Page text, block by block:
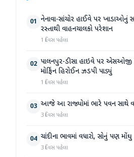
01 નેનાવા-સાંચોર હાઈવે પર ખાડાઓનું
રસ્તાથી વાહનચાલકો પરેશાન
1 દિવસ પહેલા
02 પાલનપુર-ડીસા હાઇવે પર એસઓજી
મોર્ફિન હિરોઈન ઝડપી પાડ્યું
1 દિવસ પહેલા
03 આજે આ રાજ્યોમાં ભારે પવન સાથે
3 દિવસ પહેલા
04 ચાંદીના ભાવમાં વધારો, સોનું પણ
3 દિવસ પહેલા